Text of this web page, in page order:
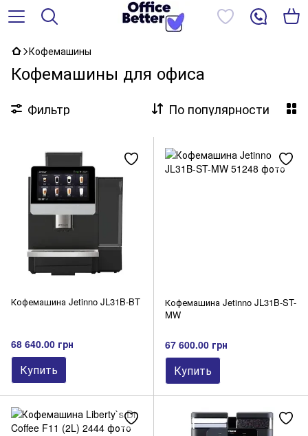
Кофемашины
Кофемашины для офиса
Фильтр По популярности
Кофемашина Jetinno JL31B-BT
68 640.00 грн
Купить
Кофемашина Jetinno JL31B-ST-
MW
67 600.00 грн
Купить